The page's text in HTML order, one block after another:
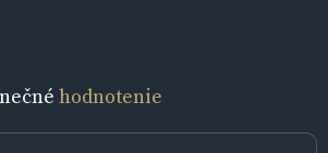
hodnotenie